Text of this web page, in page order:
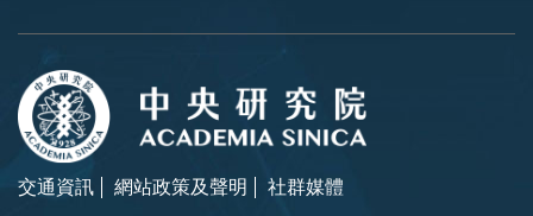
交通資訊 網站政策及聲明 社群媒體